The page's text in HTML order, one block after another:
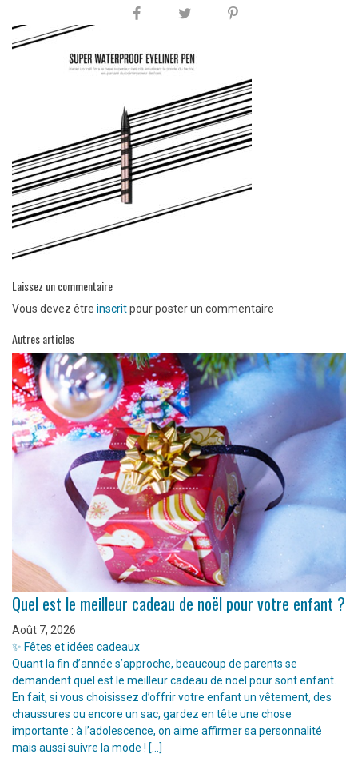
Laissez un commentaire
Vous devez être inscritpour poster un commentaire
Autres articles
Quel est le meilleur cadeau de noël pour votre enfant ?
Août 7, 2026
✨ Fêtes et idées cadeaux
Quant la fin d’année s’approche, beaucoup de parents se
demandent quel est le meilleur cadeau de noël pour sont enfant.
En fait, si vous choisissez d’offrir votre enfant un vêtement, des
chaussures ou encore un sac, gardez en tête une chose
importante : à l’adolescence, on aime affirmer sa personnalité
mais aussi suivre la mode ! […]